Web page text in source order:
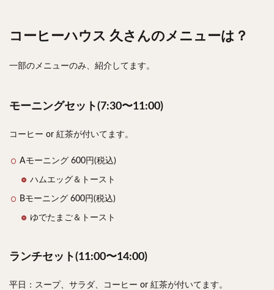
コーヒーハウス 久さんのメニューは？
一部のメニューのみ、紹介してます。
モーニングセット(7:30〜11:00)
コーヒー or 紅茶が付いてます。
Aモーニング 600円(税込)
ハムエッグ＆トースト
Bモーニング 600円(税込)
ゆでたまご＆トースト
ランチセット(11:00〜14:00)
平日：スープ、サラダ、コーヒー or 紅茶が付いてます。